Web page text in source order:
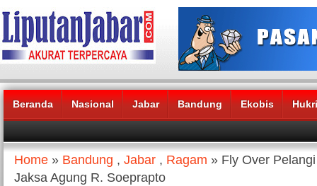
Beranda Nasional Jabar Bandung Ekobis
Headlines News :
Home » Bandung , Jabar , Ragam » Fly Over
Jaksa Agung R. Soeprapto